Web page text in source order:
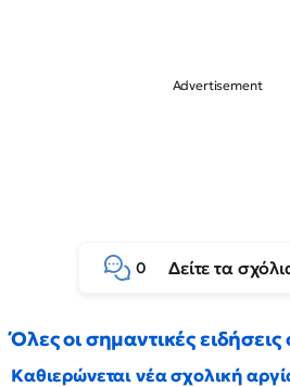
0 Δείτε τα
Όλες οι σημαντικές
Καθιερώνεται νέα σχολική